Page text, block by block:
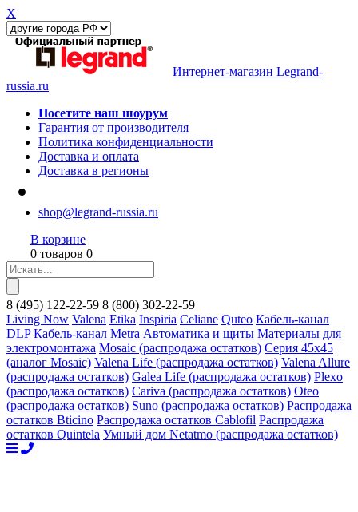
X
Интернет-магазин Legrand-
russia.ru
Посетите наш шоурум
Гарантия от производителя
Политика конфиденциальности
Доставка и оплата
Доставка в регионы
shop@legrand-russia.ru
В корзине
0 товаров 0
8 (495) 122-22-59 8 (800) 302-22-59
Living Now Valena Etika Inspiria Celiane Quteo Кабель-канал
DLP Кабель-канал Metra Автоматика и щиты Материалы для
электромонтажа Mosaic (распродажа остатков) Серия 45х45
(аналог Mosaic) Valena Life (распродажа остатков) Valena Allure
(распродажа остатков) Galea Life (распродажа остатков) Plexo
(распродажа остатков) Cariva (распродажа остатков) Oteo
(распродажа остатков) Suno (распродажа остатков) Распродажа
остатков Bticino Распродажа остатков Cablofil Распродажа
остатков Quintela Умный дом Netatmo (распродажа остатков)